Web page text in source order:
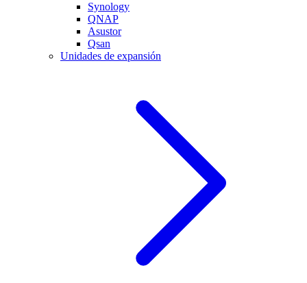
Synology
QNAP
Asustor
Qsan
Unidades de expansión